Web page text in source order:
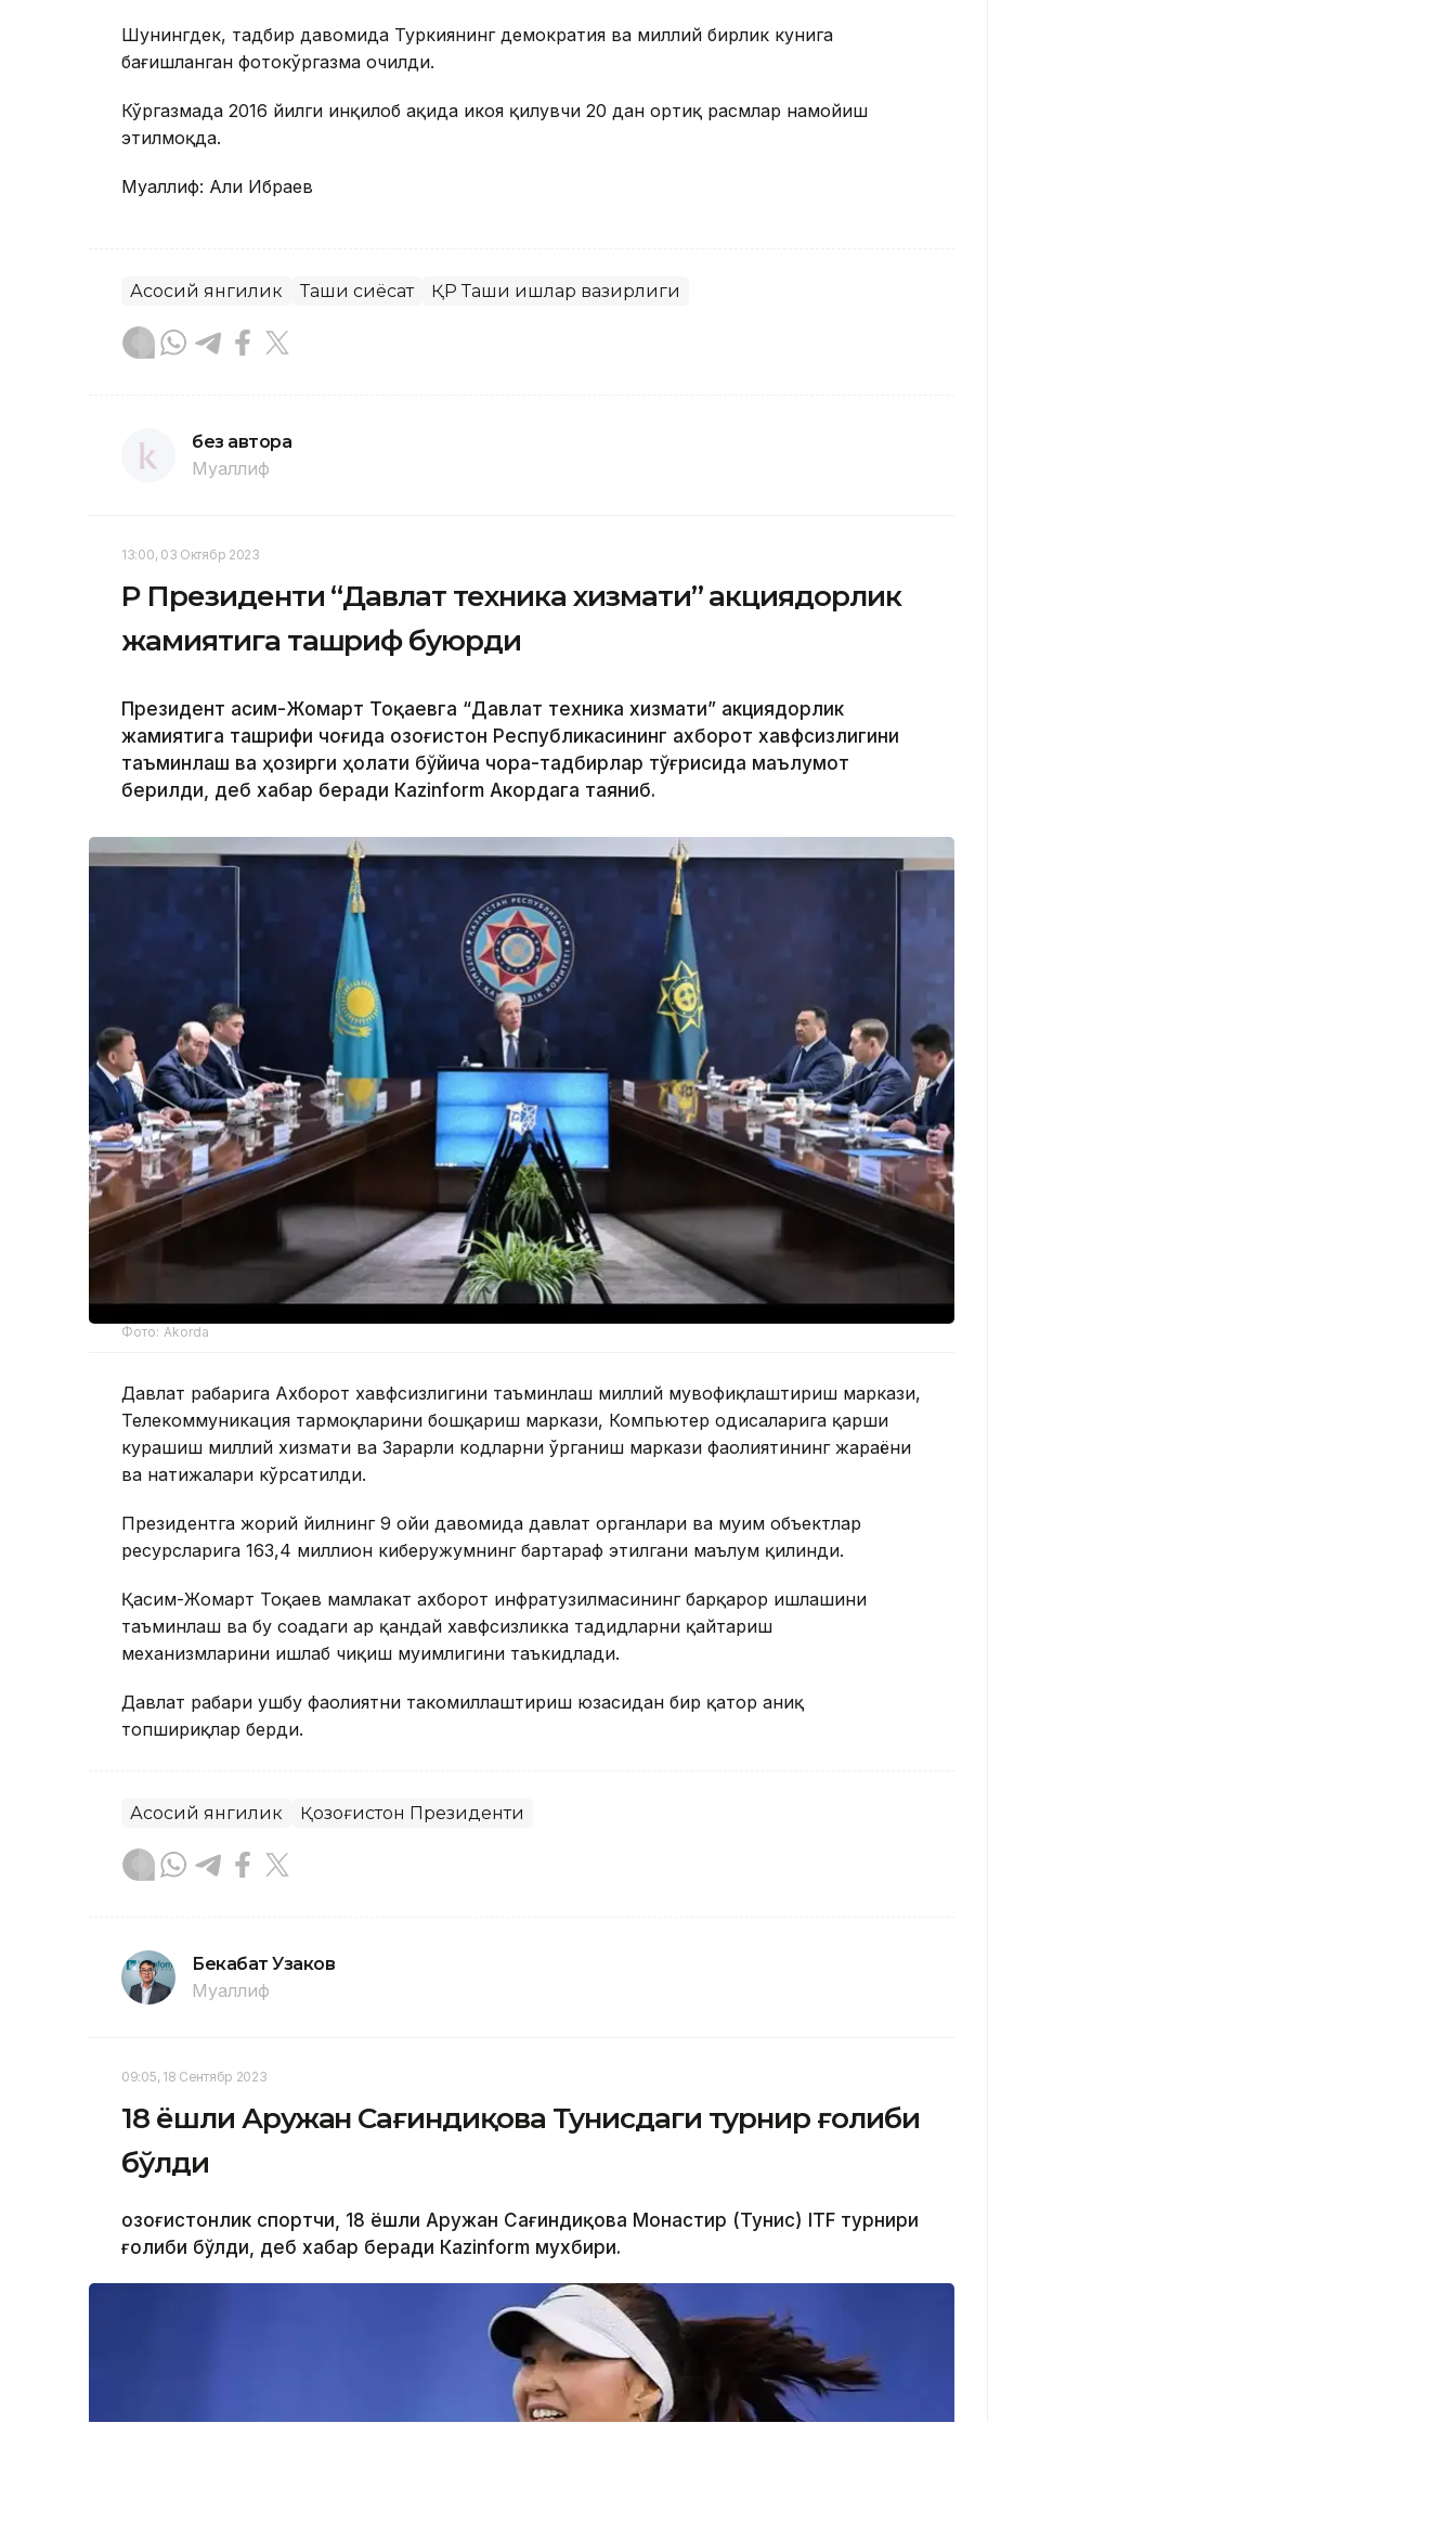
Шунингдек, тадбир давомида Туркиянинг демократия ва миллий бирлик кунига
бағишланган фотокўргазма очилди.
Кўргазмада 2016 йилги инқилоб ҳақида ҳикоя қилувчи 20 дан ортиқ расмлар намойиш
этилмоқда.
Муаллиф: Али Ибраев
Асосий янгилик Ташқи сиёсат ҚР Ташқи ишлар вазирлиги
без автора
Муаллиф
13:00, 03 Октябр 2023
ҚР Президенти “Давлат техника хизмати” акциядорлик
жамиятига ташриф буюрди
Президент Қасим-Жомарт Тоқаевга “Давлат техника хизмати” акциядорлик
жамиятига ташрифи чоғида Қозоғистон Республикасининг ахборот хавфсизлигини
таъминлаш ва ҳозирги ҳолати бўйича чора-тадбирлар тўғрисида маълумот
берилди, деб хабар беради Каzinform Акордага таяниб.
Фото: Akorda
Давлат раҳбарига Ахборот хавфсизлигини таъминлаш миллий мувофиқлаштириш маркази,
Телекоммуникация тармоқларини бошқариш маркази, Компьютер ҳодисаларига қарши
курашиш миллий хизмати ва Зарарли кодларни ўрганиш маркази фаолиятининг жараёни
ва натижалари кўрсатилди.
Президентга жорий йилнинг 9 ойи давомида давлат органлари ва муҳим объектлар
ресурсларига 163,4 миллион киберҳужумнинг бартараф этилгани маълум қилинди.
Қасим-Жомарт Тоқаев мамлакат ахборот инфратузилмасининг барқарор ишлашини
таъминлаш ва бу соҳадаги ҳар қандай хавфсизликка таҳдидларни қайтариш
механизмларини ишлаб чиқиш муҳимлигини таъкидлади.
Давлат раҳбари ушбу фаолиятни такомиллаштириш юзасидан бир қатор аниқ
топшириқлар берди.
Асосий янгилик Қозоғистон Президенти
Бекабат Узаков
Муаллиф
09:05, 18 Сентябр 2023
18 ёшли Аружан Сағиндиқова Тунисдаги турнир ғолиби
бўлди
Қозоғистонлик спортчи, 18 ёшли Аружан Сағиндиқова Монастир (Тунис) ITF турнири
ғолиби бўлди, деб хабар беради Каzinform мухбири.